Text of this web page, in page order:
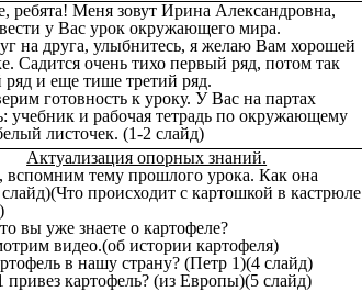
ребята! Меня зовут Ирина Александровна,
вести у Вас урок окружающего мира.
на друга, улыбнитесь, я желаю Вам хорошей
Садится очень тихо первый ряд, потом так
ряд и еще тише третий ряд.
готовность к уроку. У Вас на партах
учебник и рабочая тетрадь по окружающему
листочек. (1-2 слайд)
Актуализация опорных знаний.
вспомним тему прошлого урока. Как она
слайд)(Что происходит с картошкой в кастрюле
вы уже знаете о картофеле?
видео.(об истории картофеля)
в нашу страну? (Петр 1)(4 слайд)
привез картофель? (из Европы)(5 слайд)